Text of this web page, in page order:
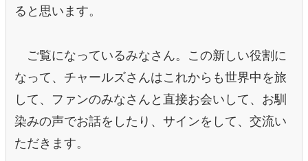
ると思います。
ご覧になっているみなさん。この新しい役割に
なって、チャールズさんはこれからも世界中を旅
して、ファンのみなさんと直接お会いして、お馴
染みの声でお話をしたり、サインをして、交流い
ただきます。